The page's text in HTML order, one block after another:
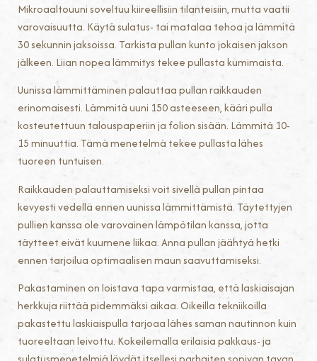
Mikroaaltouuni soveltuu kiireellisiin tilanteisiin, mutta vaatii
varovaisuutta. Käytä sulatus- tai matalaa tehoa ja lämmitä
30 sekunnin jaksoissa. Tarkista pullan kunto jokaisen jakson
jälkeen. Liian nopea lämmitys tekee pullasta kumimaista.
Uunissa lämmittäminen palauttaa pullan raikkauden
erinomaisesti. Lämmitä uuni 150 asteeseen, kääri pulla
kosteutettuun talouspaperiin ja folion sisään. Lämmitä 10-
15 minuuttia. Tämä menetelmä tekee pullasta lähes
tuoreen tuntuisen.
Raikkauden palauttamiseksi voit sivellä pullan pintaa
kevyesti vedellä ennen uunissa lämmittämistä. Täytettyjen
pullien kanssa ole varovainen lämpötilan kanssa, jotta
täytteet eivät kuumene liikaa. Anna pullan jäähtyä hetki
ennen tarjoilua optimaalisen maun saavuttamiseksi.
Pakastaminen on loistava tapa varmistaa, että laskiaisajan
herkkuja riittää pidemmäksi aikaa. Oikeilla tekniikoilla
pakastettu laskiaispulla tarjoaa lähes saman nautinnon kuin
tuoreeltaan leivottu. Kokeilemalla erilaisia pakkaus- ja